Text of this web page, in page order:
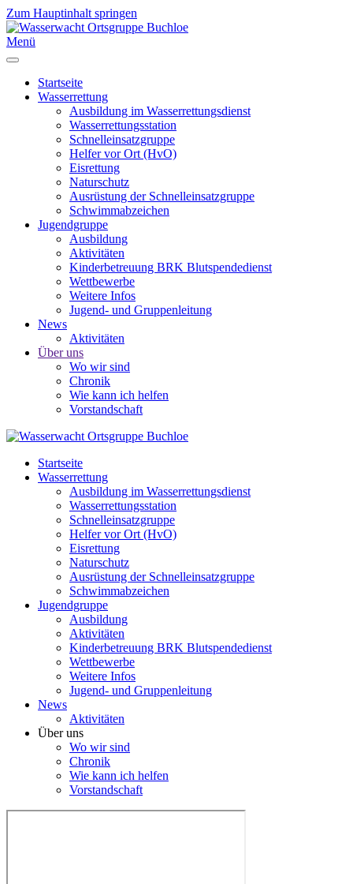
Zum Hauptinhalt springen
Menü
Startseite
Wasserrettung
Ausbildung im Wasserrettungsdienst
Wasserrettungsstation
Schnelleinsatzgruppe
Helfer vor Ort (HvO)
Eisrettung
Naturschutz
Ausrüstung der Schnelleinsatzgruppe
Schwimmabzeichen
Jugendgruppe
Ausbildung
Aktivitäten
Kinderbetreuung BRK Blutspendedienst
Wettbewerbe
Weitere Infos
Jugend- und Gruppenleitung
News
Aktivitäten
Über uns
Wo wir sind
Chronik
Wie kann ich helfen
Vorstandschaft
Startseite
Wasserrettung
Ausbildung im Wasserrettungsdienst
Wasserrettungsstation
Schnelleinsatzgruppe
Helfer vor Ort (HvO)
Eisrettung
Naturschutz
Ausrüstung der Schnelleinsatzgruppe
Schwimmabzeichen
Jugendgruppe
Ausbildung
Aktivitäten
Kinderbetreuung BRK Blutspendedienst
Wettbewerbe
Weitere Infos
Jugend- und Gruppenleitung
News
Aktivitäten
Über uns
Wo wir sind
Chronik
Wie kann ich helfen
Vorstandschaft